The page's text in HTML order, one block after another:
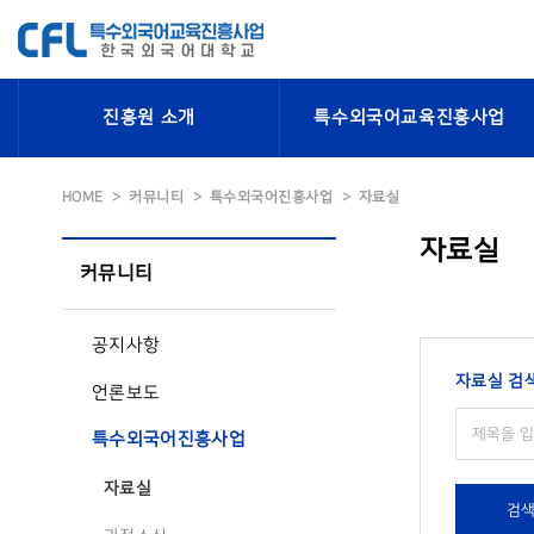
진흥원 소개 특수외국어교육진흥사업
HOME 커뮤니티 특수외국어진흥사업 자료실
커뮤니티
공지사항
언론보도
특수외국어진흥사업
자료실
자료실
자료실 검
검색